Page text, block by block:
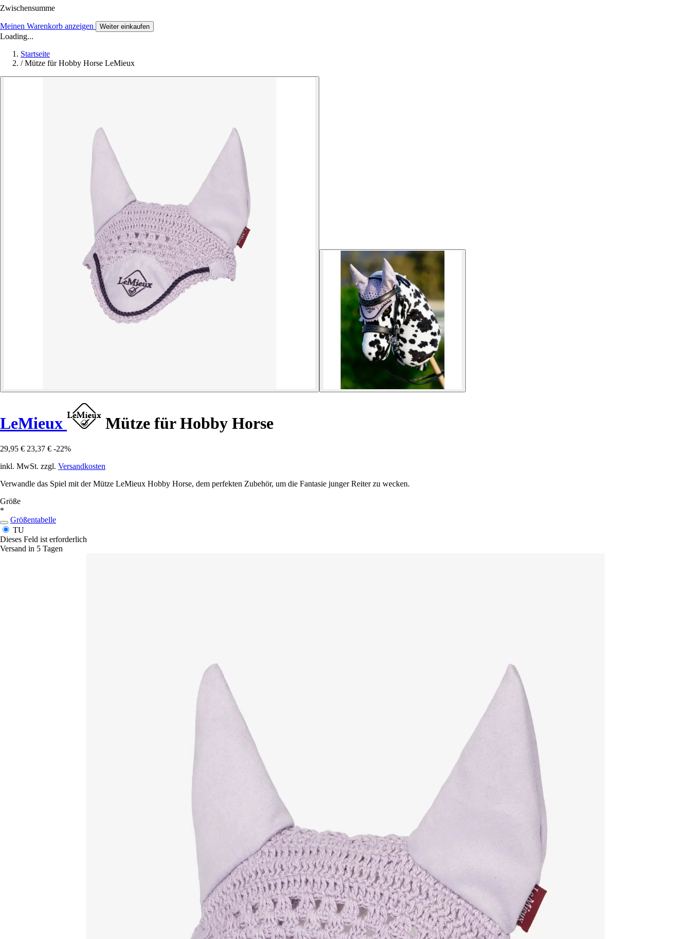
Zwischensumme
Meinen Warenkorb anzeigen Weiter einkaufen
Loading...
Startseite
/ Mütze für Hobby Horse LeMieux
LeMieux Mütze für Hobby Horse
29,95 € 23,37 € -22%
inkl. MwSt. zzgl. Versandkosten
Verwandle das Spiel mit der Mütze LeMieux Hobby Horse, dem perfekten Zubehör, um die Fantasie junger Reiter zu wecken.
Größe
*
Größentabelle
TU
Dieses Feld ist erforderlich
Versand in 5 Tagen